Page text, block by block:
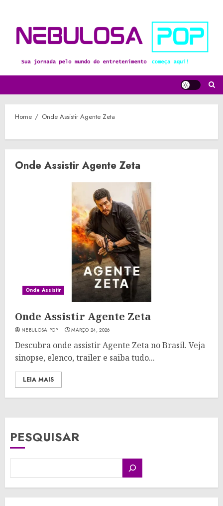
content
Home Onde Assistir Agente Zeta
Onde Assistir Agente Zeta
Onde Assistir
Onde Assistir Agente Zeta
NEBULOSA POP MARÇO 24, 2026
Descubra onde assistir Agente Zeta no Brasil. Veja
sinopse, elenco, trailer e saiba tudo...
LEIA MAIS
PESQUISAR